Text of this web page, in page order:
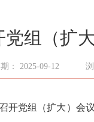
组（扩
期： 2025-09-12
开党组（扩大）会